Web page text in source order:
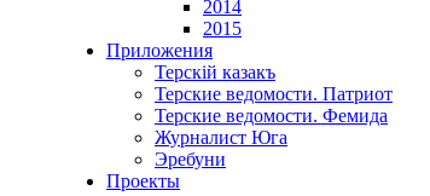
2014
2015
Приложения
Терскiй казакъ
Терские ведомости. Патриот
Терские ведомости. Фемида
Журналист Юга
Эребуни
Проекты